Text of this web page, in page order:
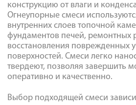
конструкцию от влаги и
Огнеупорные смеси
внутренних слоев топочной
фундаментов печей, ремонтных
восстановления поврежденных
поверхностей. Смеси легко
твердеют, позволяя завершить
оперативно и качественно.
Выбор подходящей смеси